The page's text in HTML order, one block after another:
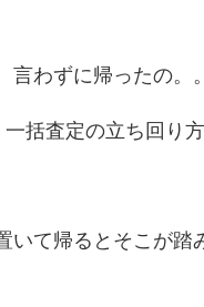
言わずに帰ったの。
括査定の立ち回り
いて帰るとそこが